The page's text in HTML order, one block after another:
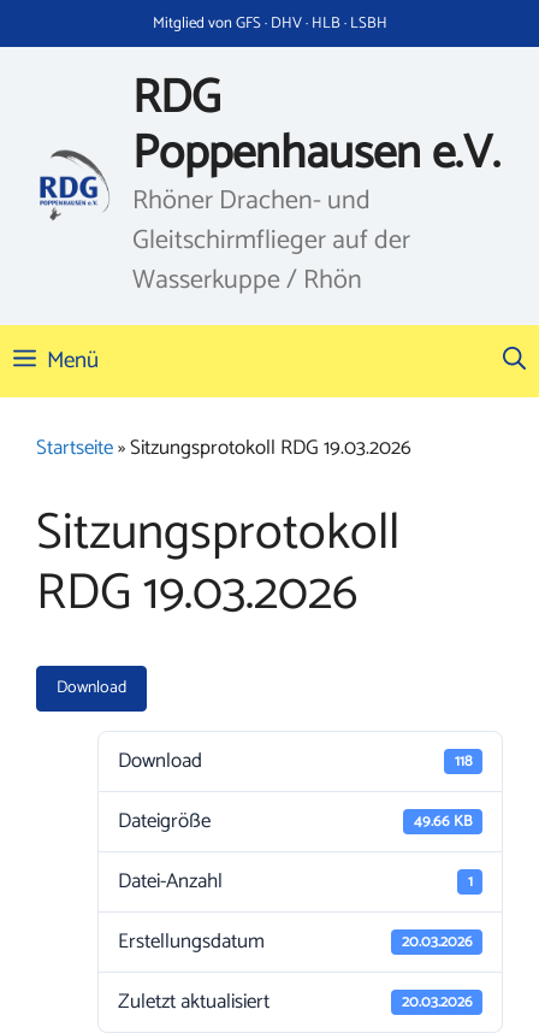
Inhalt
Mitglied von GFS · DHV · HLB · LSBH
RDG
Poppenhausen e.V.
Rhöner Drachen- und
Gleitschirmflieger auf der
Wasserkuppe / Rhön
Menü
Startseite»Sitzungsprotokoll RDG 19.03.2026
Sitzungsprotokoll
RDG 19.03.2026
Download
Download 118
Dateigröße 49.66 KB
Datei-Anzahl 1
Erstellungsdatum 20.03.2026
Zuletzt aktualisiert 20.03.2026